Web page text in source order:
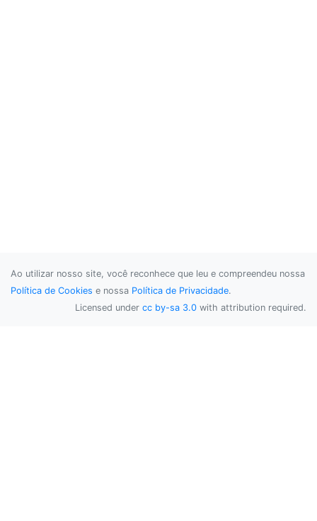
Ao utilizar nosso site, você reconhece que leu e compreendeu nossa
Política de Cookies e nossa Política de Privacidade.
Licensed under cc by-sa 3.0 with attribution required.